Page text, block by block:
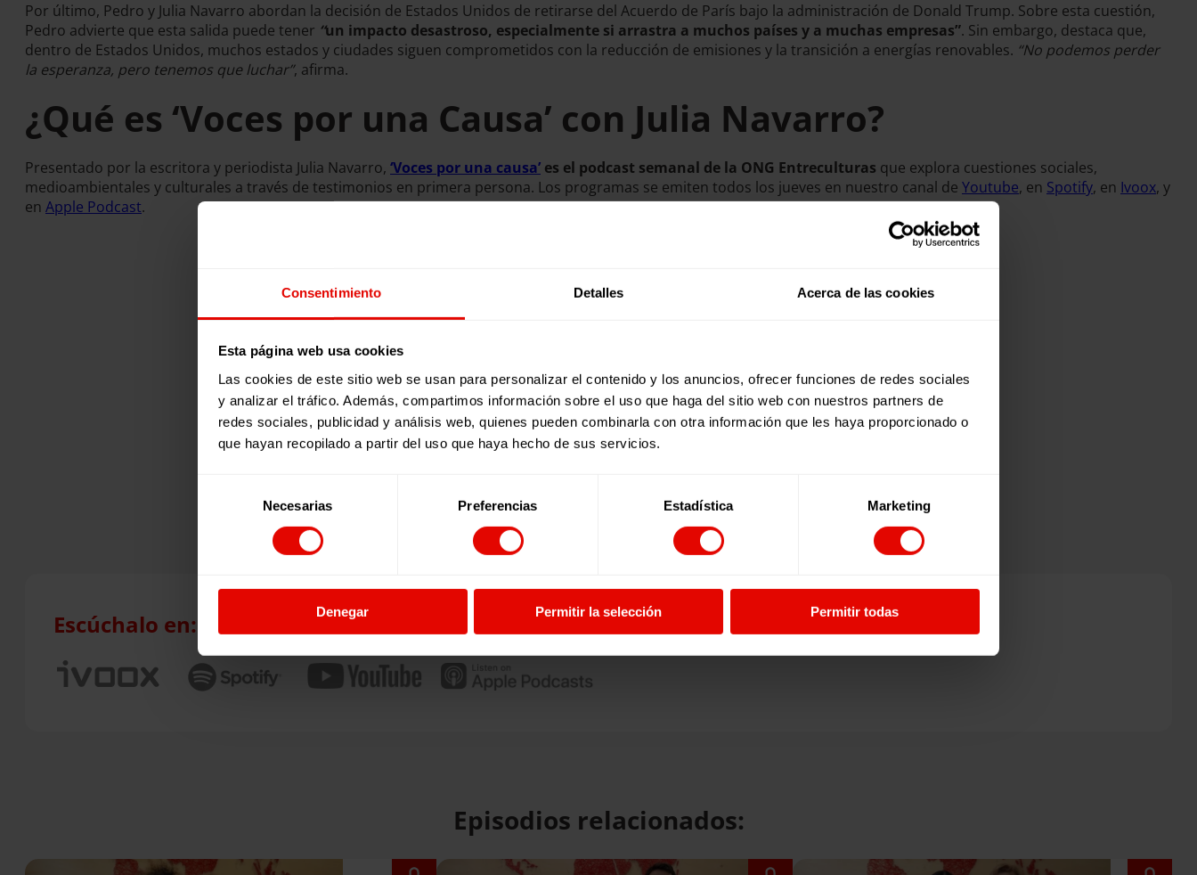
Consentimiento Detalles Acerca de las cookies
Esta página web usa cookies
Las cookies de este sitio web se usan para personalizar el contenido y los anuncios, ofrecer funciones de redes sociales
y analizar el tráfico. Además, compartimos información sobre el uso que haga del sitio web con nuestros partners de
redes sociales, publicidad y análisis web, quienes pueden combinarla con otra información que les haya proporcionado o
que hayan recopilado a partir del uso que haya hecho de sus servicios.
consentimiento
Necesarias Preferencias Estadística Marketing
Denegar Permitir la selección Permitir todas
Por último, Pedro y Julia Navarro abordan la decisión de Estados Unidos de retirarse del Acuerdo de París bajo la administración de Donald Trump. Sobre esta cuestión,
Pedro advierte que esta salida puede tener “un impacto desastroso, especialmente si arrastra a muchos países y a muchas empresas”. Sin embargo, destaca que,
dentro de Estados Unidos, muchos estados y ciudades siguen comprometidos con la reducción de emisiones y la transición a energías renovables. “No podemos perder
la esperanza, pero tenemos que luchar”, afirma.
¿Qué es ‘Voces por una Causa’ con Julia Navarro?
Presentado por la escritora y periodista Julia Navarro, ‘Voces por una causa’ es el podcast semanal de la ONG Entreculturas que explora cuestiones sociales,
medioambientales y culturales a través de testimonios en primera persona. Los programas se emiten todos los jueves en nuestro canal de Youtube, en Spotify, en Ivoox, y
en Apple Podcast.
Escúchalo en:
Episodios relacionados: